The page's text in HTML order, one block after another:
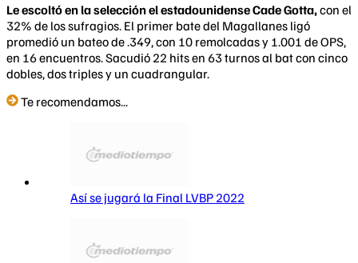
Le escoltó en la selección el estadounidense Cade Gotta,con el
32% de los sufragios. El primer bate del Magallanes ligó
promedió un bateo de .349, con 10 remolcadas y 1.001 de OPS,
en 16 encuentros. Sacudió 22 hits en 63 turnos al bat con cinco
dobles, dos triples y un cuadrangular.
Te recomendamos...
Así se jugará la Final LVBP 2022